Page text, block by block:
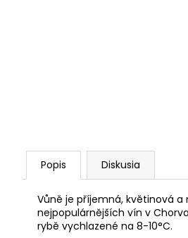
Popis Diskusia
Vůně je příjemná, květinová
nejpopulárnějších vín v
rybě vychlazené na 8-10°C.